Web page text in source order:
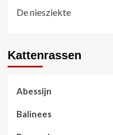
De niesziekte
Kattenrassen
Abessijn
Balinees